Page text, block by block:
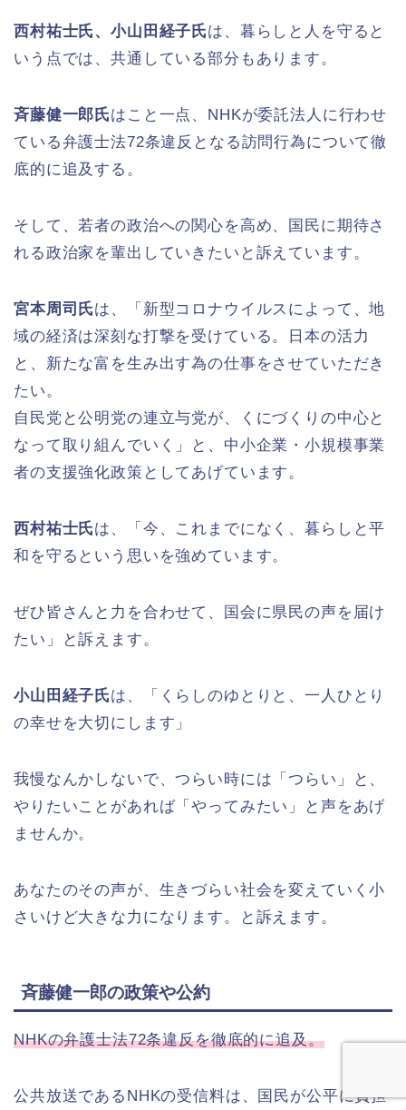
西村祐士氏、小山田経子氏は、暮らしと人を守ると
いう点では、共通している部分もあります。
斉藤健一郎氏はこと一点、NHKが委託法人に行わせ
ている弁護士法72条違反となる訪問行為について徹
底的に追及する。
そして、若者の政治への関心を高め、国民に期待さ
れる政治家を輩出していきたいと訴えています。
宮本周司氏は、「新型コロナウイルスによって、地
域の経済は深刻な打撃を受けている。日本の活力
と、新たな富を生み出す為の仕事をさせていただき
たい。
自民党と公明党の連立与党が、くにづくりの中心と
なって取り組んでいく」と、中小企業・小規模事業
者の支援強化政策としてあげています。
西村祐士氏は、「今、これまでになく、暮らしと平
和を守るという思いを強めています。
ぜひ皆さんと力を合わせて、国会に県民の声を届け
たい」と訴えます。
小山田経子氏は、「くらしのゆとりと、一人ひとり
の幸せを大切にします」
我慢なんかしないで、つらい時には「つらい」と、
やりたいことがあれば「やってみたい」と声をあげ
ませんか。
あなたのその声が、生きづらい社会を変えていく小
さいけど大きな力になります。と訴えます。
斉藤健一郎の政策や公約
NHKの弁護士法72条違反を徹底的に追及。
公共放送であるNHKの受信料は、国民が公平に負担